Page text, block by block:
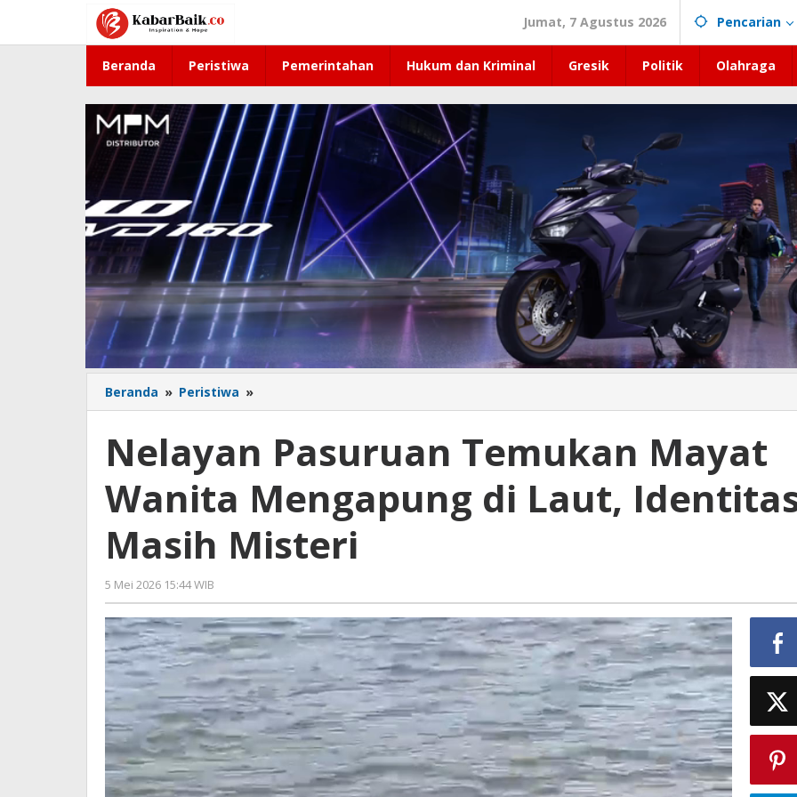
konten
Jumat, 7 Agustus 2026 Pencarian
Beranda Peristiwa Pemerintahan Hukum dan Kriminal Gresik Politik Olahraga
Beranda » Peristiwa »
Pasuruan
Mayat
Wanita
Mengapung
di
Identitas
Masih
Nelayan Pasuruan Temukan Mayat
Wanita Mengapung di Laut,
Masih Misteri
5 Mei 2026 15:44 WIB
Andika
DP